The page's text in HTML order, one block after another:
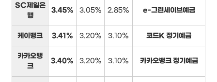
SC제일은
행
3.45% 3.05% 2.85% e-그린세이브예금
케이뱅크 3.41% 3.20% 3.10% 코드K 정기예금
카카오뱅
크
3.40% 3.20% 3.10% 카카오뱅크 정기예금